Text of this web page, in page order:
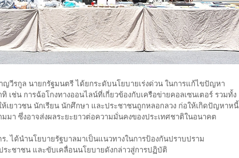
วีรกูล นายกรัฐมนตรี ได้ยกระดับนโยบายเร่งด่วน ในการแก้ไขปัญหา
เช่น การฉ้อโกงทางออนไลน์ที่เกี่ยวข้องกับเครือข่ายคอลเซนเตอร์ รวมทั้ง
เยาวชน นักเรียน นักศึกษา และประชาชนถูกหลอกลวง ก่อให้เกิดปัญหาหนี้
มา ซึ่งอาจส่งผลระยะยาวต่อความมั่นคงของประเทศชาติในอนาคต
. ได้นำนโยบายรัฐบาลมาเป็นแนวทางในการป้องกันปราบปราม
ะชาชน และขับเคลื่อนนโยบายดังกล่าวสู่การปฏิบัติ